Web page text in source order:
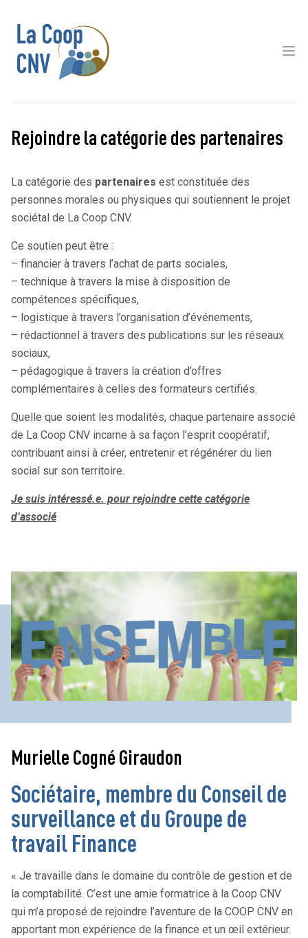
Rejoindre la catégorie des partenaires
La catégorie des partenaires est constituée des
personnes morales ou physiques qui soutiennent le projet
sociétal de La Coop CNV.
Ce soutien peut être :
– financier à travers l’achat de parts sociales,
– technique à travers la mise à disposition de
compétences spécifiques,
– logistique à travers l’organisation d’événements,
– rédactionnel à travers des publications sur les réseaux
sociaux,
– pédagogique à travers la création d’offres
complémentaires à celles des formateurs certifiés.
Quelle que soient les modalités, chaque partenaire associé
de La Coop CNV incarne à sa façon l’esprit coopératif,
contribuant ainsi à créer, entretenir et régénérer du lien
social sur son territoire.
Je suis intéressé.e. pour rejoindre cette catégorie
d’associé
Murielle Cogné Giraudon
Sociétaire, membre du Conseil de
surveillance et du Groupe de
travail Finance
« Je travaille dans le domaine du contrôle de gestion et de
la comptabilité. C’est une amie formatrice à la Coop CNV
qui m’a proposé de rejoindre l’aventure de la COOP CNV en
apportant mon expérience de la finance et un œil extérieur.